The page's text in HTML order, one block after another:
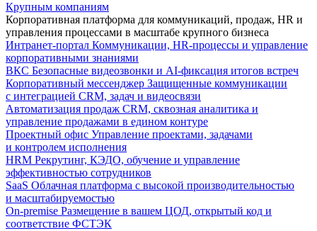
Крупным компаниям
Корпоративная платформа для коммуникаций, продаж, HR и
управления процессами в масштабе крупного бизнеса
Интранет-портал Коммуникации, HR-процессы и управление
корпоративными знаниями
ВКС Безопасные видеозвонки и AI-фиксация итогов встреч
Корпоративный мессенджер Защищенные коммуникации
с интеграцией CRM, задач и видеосвязи
Автоматизация продаж CRM, сквозная аналитика и
управление продажами в едином контуре
Проектный офис Управление проектами, задачами
и контролем исполнения
HRM Рекрутинг, КЭДО, обучение и управление
эффективностью сотрудников
SaaS Облачная платформа с высокой производительностью
и масштабируемостью
On-premise Размещение в вашем ЦОД, открытый код и
соответствие ФСТЭК